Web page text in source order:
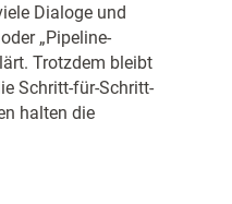
Dialoge und
„Pipeline-
Trotzdem bleibt
Schritt-für-Schritt-
halten die